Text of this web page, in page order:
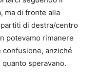
ma di fronte alla
di destra/centro
potevamo rimanere
anziché
speravano.